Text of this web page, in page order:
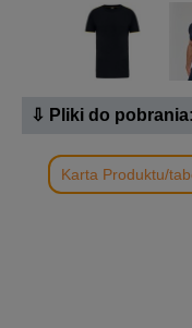
⇩ Pliki do pobrania:
Karta Produktu/